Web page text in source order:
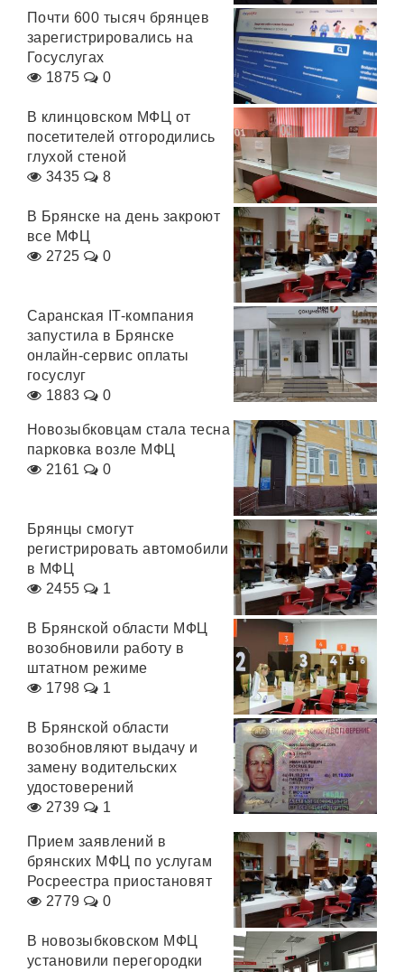
Почти 600 тысяч брянцев
зарегистрировались на
Госуслугах
1875
0
В клинцовском МФЦ от
посетителей отгородились
глухой стеной
3435
8
В Брянске на день закроют
все МФЦ
2725
0
Саранская IT-компания
запустила в Брянске
онлайн-сервис оплаты
госуслуг
1883
0
Новозыбковцам стала тесна
парковка возле МФЦ
2161
0
Брянцы смогут
регистрировать автомобили
в МФЦ
2455
1
В Брянской области МФЦ
возобновили работу в
штатном режиме
1798
1
В Брянской области
возобновляют выдачу и
замену водительских
удостоверений
2739
1
Прием заявлений в
брянских МФЦ по услугам
Росреестра приостановят
2779
0
В новозыбковском МФЦ
установили перегородки